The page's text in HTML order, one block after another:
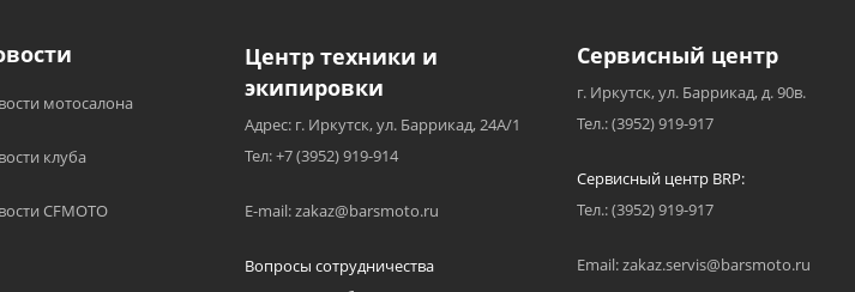
мотосалона
клуба
CFMOTO
Центр техники и
экипировки
Адрес: г. Иркутск, ул. Баррикад, 24А/1
Тел: +7 (3952) 919-914
E-mail: zakaz@barsmoto.ru
Вопросы сотрудничества
Сервисный центр
г. Иркутск, ул. Баррикад, д. 90в.
Тел.: (3952) 919-917
Сервисный центр BRP:
Тел.: (3952) 919-917
Email: zakaz.servis@barsmoto.ru